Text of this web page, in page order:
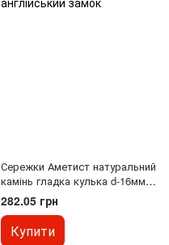
Сережки Аметист натуральний
камінь гладка кулька d-16мм+-
L-33мм+- англійський замок
282.05 грн
Купити